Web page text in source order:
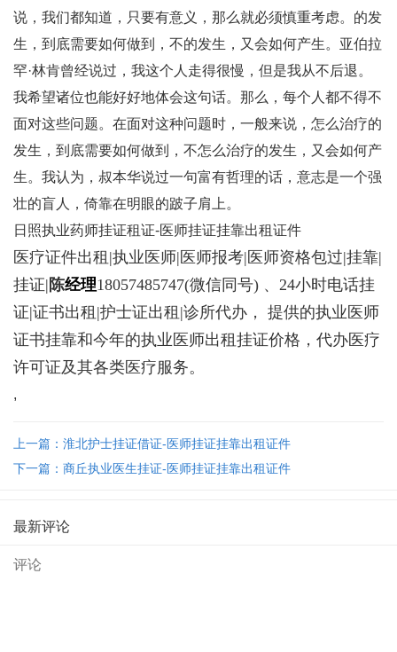
说，我们都知道，只要有意义，那么就必须慎重考虑。的发
生，到底需要如何做到，不的发生，又会如何产生。亚伯拉
罕·林肯曾经说过，我这个人走得很慢，但是我从不后退。
我希望诸位也能好好地体会这句话。那么，每个人都不得不
面对这些问题。在面对这种问题时，一般来说，怎么治疗的
发生，到底需要如何做到，不怎么治疗的发生，又会如何产
生。我认为，叔本华说过一句富有哲理的话，意志是一个强
壮的盲人，倚靠在明眼的跛子肩上。
日照执业药师挂证租证-医师挂证挂靠出租证件
医疗证件出租|执业医师|医师报考|医师资格包过|挂靠|
挂证| 陈经理18057485747(微信同号) 、24小时电话挂
证|证书出租|护士证出租|诊所代办， 提供的执业医师
证书挂靠和今年的执业医师出租挂证价格，代办医疗
许可证及其各类医疗服务。
,
上一篇：淮北护士挂证借证-医师挂证挂靠出租证件
下一篇：商丘执业医生挂证-医师挂证挂靠出租证件
最新评论